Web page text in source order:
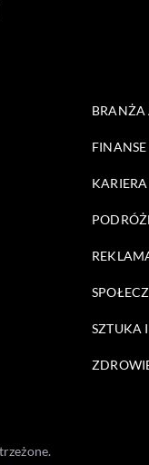
BRANŻA
FINANSE
KARIERA
SZTUKA